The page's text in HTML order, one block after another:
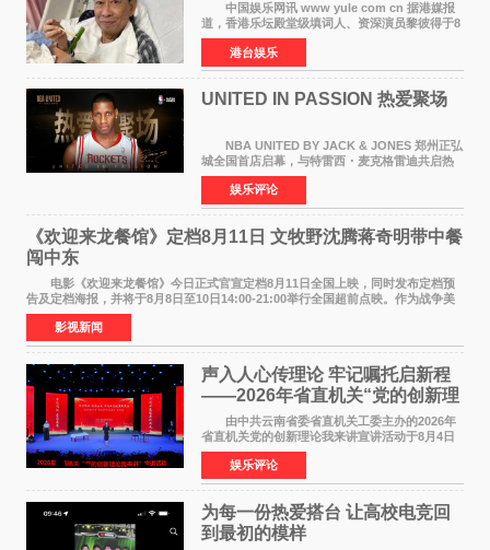
中国娱乐网讯 www yule com cn 据港媒报
道，香港乐坛殿堂级填词人、资深演员黎彼得于8
月5日上午因病离世，终年76岁。好友钟志光透
露，黎彼得今年3月中风后便卧床休养，身体机能
持续衰退，最
港台娱乐
UNITED IN PASSION 热爱聚场
NBA UNITED BY JACK & JONES 郑州正弘
城全国首店启幕，与特雷西・麦克格雷迪共启热
爱 2026 年7 月21 日，
NBAUNITEDBYJACK&JONES 全国首店，于郑
州正弘城正式启幕。NBA 传奇球星
娱乐评论
《欢迎来龙餐馆》定档8月11日 文牧野沈腾蒋奇明带中餐
闯中东
电影《欢迎来龙餐馆》今日正式官宣定档8月11日全国上映，同时发布定档预
告及定档海报，并将于8月8日至10日14:00-21:00举行全国超前点映。作为战争美
食大片，影片讲述的是中国厨师徐福（沈腾
影视新闻
声入人心传理论 牢记嘱托启新程
——2026年省直机关“党的创新理
论我来讲”宣讲活动圆满落幕
由中共云南省委省直机关工委主办的2026年
省直机关党的创新理论我来讲宣讲活动于8月4日
至5日在昆明举办。活动以 "牢记嘱托 感恩奋进
开创云南发展新局面 "为主题，坚持以新时代中国
特色社会主义
娱乐评论
为每一份热爱搭台 让高校电竞回
到最初的模样